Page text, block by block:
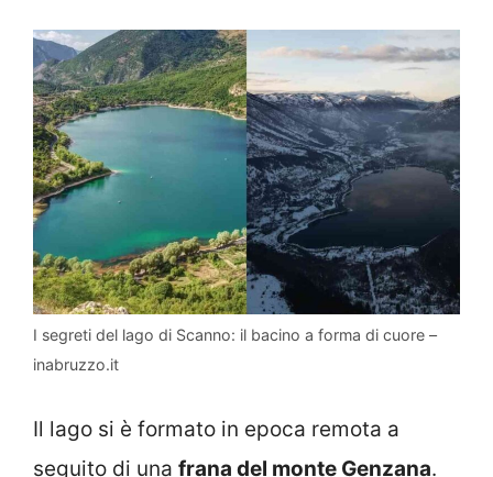
I segreti del lago di Scanno: il bacino a forma di cuore –
inabruzzo.it
Il lago si è formato in epoca remota a
seguito di una frana del monte Genzana.